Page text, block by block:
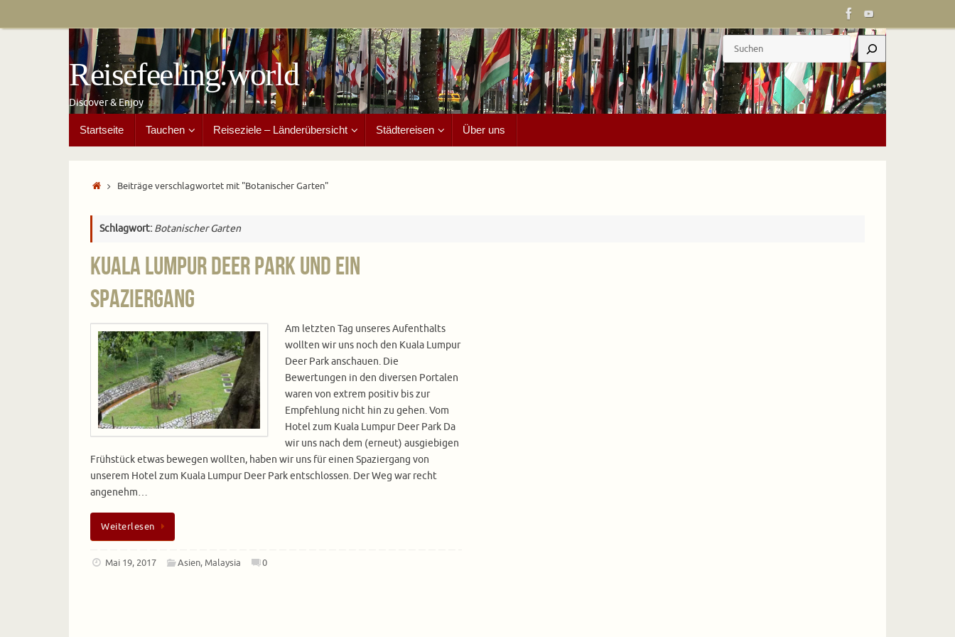
Reisefeeling.world
Discover & Enjoy
Suchen
Inhalt
springen
Startseite Tauchen Reiseziele – Länderübersicht Städtereisen Über uns
StartBeiträge verschlagwortet mit "Botanischer Garten"
Schlagwort: Botanischer Garten
Kuala Lumpur Deer Park und ein
Spaziergang
Am letzten Tag unseres Aufenthalts
wollten wir uns noch den Kuala Lumpur
Deer Park anschauen. Die
Bewertungen in den diversen Portalen
waren von extrem positiv bis zur
Empfehlung nicht hin zu gehen. Vom
Hotel zum Kuala Lumpur Deer Park Da
wir uns nach dem (erneut) ausgiebigen
Frühstück etwas bewegen wollten, haben wir uns für einen Spaziergang von
unserem Hotel zum Kuala Lumpur Deer Park entschlossen. Der Weg war recht
angenehm…
Weiterlesen
Mai 19, 2017 Asien, Malaysia 0